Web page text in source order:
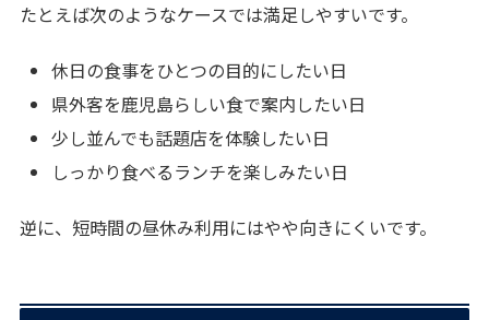
たとえば次のようなケースでは満足しやすいです。
休日の食事をひとつの目的にしたい日
県外客を鹿児島らしい食で案内したい日
少し並んでも話題店を体験したい日
しっかり食べるランチを楽しみたい日
逆に、短時間の昼休み利用にはやや向きにくいです。